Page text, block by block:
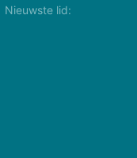
Nieuwste lid